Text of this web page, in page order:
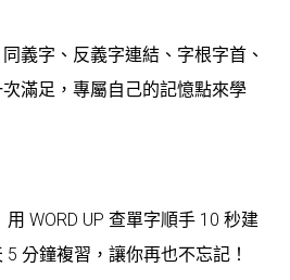
義字、反義字連結、字根字首、
滿足，專屬自己的記憶點來學
WORD UP 查單字順手 10 秒建
分鐘複習，讓你再也不忘記！